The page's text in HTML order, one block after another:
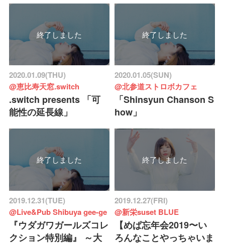
終了しました
2020.01.09(THU)
@恵比寿天窓.switch
.switch presents 「可
能性の延長線」
終了しました
2020.01.05(SUN)
@北参道ストロボカフェ
「Shinsyun Chanson S
how」
終了しました
2019.12.31(TUE)
@Live&Pub Shibuya gee-ge
『ウダガワガールズコレ
クション特別編』 ～大
終了しました
2019.12.27(FRI)
@新栄suset BLUE
【めぱ忘年会2019〜い
ろんなことやっちゃいま